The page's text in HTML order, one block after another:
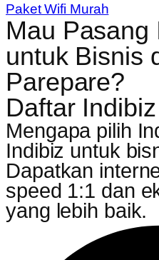
Paket Wifi Murah
Mau Pasang
untuk Bisnis
Parepare?
Daftar
Mengapa pilih
Indibiz untuk
Dapatkan
speed 1:1 dan
yang lebih baik.